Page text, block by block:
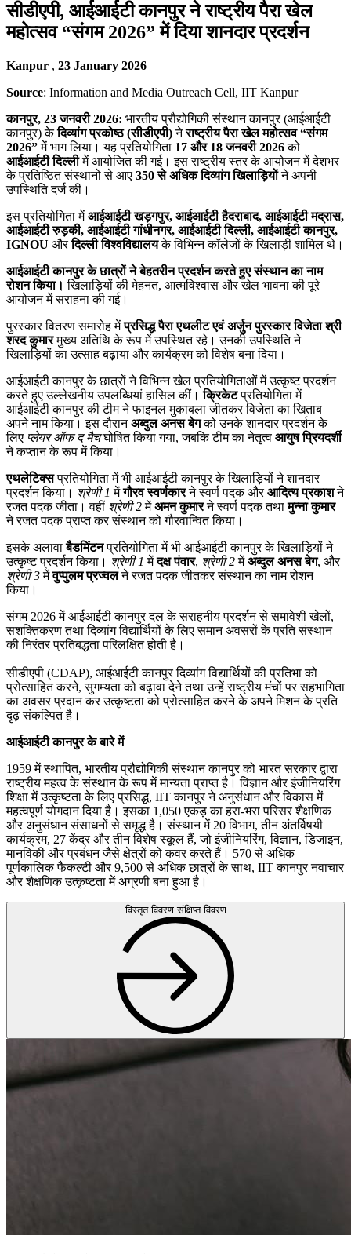
सीडीएपी, आईआईटी कानपुर ने राष्ट्रीय पैरा खेल
महोत्सव “संगम 2026” में दिया शानदार प्रदर्शन
Kanpur , 23 January 2026
Source: Information and Media Outreach Cell, IIT Kanpur
कानपुर, 23 जनवरी 2026: भारतीय प्रौद्योगिकी संस्थान कानपुर (आईआईटी
कानपुर) केदिव्यांग प्रकोष्ठ (सीडीएपी)नेराष्ट्रीय पैरा खेल महोत्सव “संगम
2026”में भाग लिया। यह प्रतियोगिता 17 और 18 जनवरी 2026को
आईआईटी दिल्लीमें आयोजित की गई। इस राष्ट्रीय स्तर के आयोजन में देशभर
के प्रतिष्ठित संस्थानों से आए 350 से अधिक दिव्यांग खिलाड़ियोंने अपनी
उपस्थिति दर्ज की।
इस प्रतियोगिता मेंआईआईटी खड़गपुर, आईआईटी हैदराबाद, आईआईटी मद्रास,
आईआईटी रुड़की, आईआईटी गांधीनगर, आईआईटी दिल्ली, आईआईटी कानपुर,
IGNOU औरदिल्ली विश्वविद्यालयके विभिन्न कॉलेजों के खिलाड़ी शामिल थे।
आईआईटी कानपुर के छात्रों ने बेहतरीन प्रदर्शन करते हुए संस्थान का नाम
रोशन किया। खिलाड़ियों की मेहनत, आत्मविश्वास और खेल भावना की पूरे
आयोजन में सराहना की गई।
पुरस्कार वितरण समारोह मेंप्रसिद्ध पैरा एथलीट एवं अर्जुन पुरस्कार विजेता श्री
शरद कुमारमुख्य अतिथि के रूप में उपस्थित रहे। उनकी उपस्थिति ने
खिलाड़ियों का उत्साह बढ़ाया और कार्यक्रम को विशेष बना दिया।
आईआईटी कानपुर के छात्रों ने विभिन्न खेल प्रतियोगिताओं में उत्कृष्ट प्रदर्शन
करते हुए उल्लेखनीय उपलब्धियां हासिल कीं।क्रिकेटप्रतियोगिता में
आईआईटी कानपुर की टीम ने फाइनल मुकाबला जीतकर विजेता का खिताब
अपने नाम किया। इस दौरानअब्दुल अनस बेगको उनके शानदार प्रदर्शन के
लिए प्लेयर ऑफ द मैचघोषित किया गया, जबकि टीम का नेतृत्व आयुष प्रियदर्शी
ने कप्तान के रूप में किया।
एथलेटिक्सप्रतियोगिता में भी आईआईटी कानपुर के खिलाड़ियों ने शानदार
प्रदर्शन किया। श्रेणी 1 मेंगौरव स्वर्णकारने स्वर्ण पदक औरआदित्य प्रकाशने
रजत पदक जीता। वहीं श्रेणी 2मेंअमन कुमारने स्वर्ण पदक तथामुन्ना कुमार
ने रजत पदक प्राप्त कर संस्थान को गौरवान्वित किया।
इसके अलावाबैडमिंटनप्रतियोगिता में भी आईआईटी कानपुर के खिलाड़ियों ने
उत्कृष्ट प्रदर्शन किया। श्रेणी 1 मेंदक्ष पंवार, श्रेणी 2मेंअब्दुल अनस बेग, और
श्रेणी 3मेंवुप्पुलम प्रज्वलने रजत पदक जीतकर संस्थान का नाम रोशन
किया।
संगम 2026 में आईआईटी कानपुर दल के सराहनीय प्रदर्शन से समावेशी खेलों,
सशक्तिकरण तथा दिव्यांग विद्यार्थियों के लिए समान अवसरों के प्रति संस्थान
की निरंतर प्रतिबद्धता परिलक्षित होती है।
सीडीएपी (CDAP), आईआईटी कानपुर दिव्यांग विद्यार्थियों की प्रतिभा को
प्रोत्साहित करने, सुगम्यता को बढ़ावा देने तथा उन्हें राष्ट्रीय मंचों पर सहभागिता
का अवसर प्रदान कर उत्कृष्टता को प्रोत्साहित करने के अपने मिशन के प्रति
दृढ़ संकल्पित है।
आईआईटी कानपुर के बारे में
1959 में स्थापित, भारतीय प्रौद्योगिकी संस्थान कानपुर को भारत सरकार द्वारा
राष्ट्रीय महत्व के संस्थान के रूप में मान्यता प्राप्त है। विज्ञान और इंजीनियरिंग
शिक्षा में उत्कृष्टता के लिए प्रसिद्ध, IIT कानपुर ने अनुसंधान और विकास में
महत्वपूर्ण योगदान दिया है। इसका 1,050 एकड़ का हरा-भरा परिसर शैक्षणिक
और अनुसंधान संसाधनों से समृद्ध है। संस्थान में 20 विभाग, तीन अंतर्विषयी
कार्यक्रम, 27 केंद्र और तीन विशेष स्कूल हैं, जो इंजीनियरिंग, विज्ञान, डिजाइन,
मानविकी और प्रबंधन जैसे क्षेत्रों को कवर करते हैं। 570 से अधिक
पूर्णकालिक फैकल्टी और 9,500 से अधिक छात्रों के साथ, IIT कानपुर नवाचार
और शैक्षणिक उत्कृष्टता में अग्रणी बना हुआ है।
विस्तृत विवरण संक्षिप्त विवरण